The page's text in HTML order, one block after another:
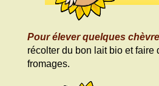
Pour élever quelques
récolter du bon lait bio et faire
fromages.